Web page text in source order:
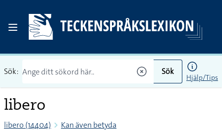
Sök: Sök
Hjälp/Tips
libero
libero (14404) Kan även betyda